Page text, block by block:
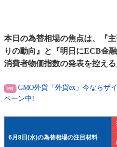
本日の為替相場の焦点は、『
りの動向』と『明日にECB金
消費者物価指数の発表を控える
GMO外貨「外貨ex」今ならザ
ペーン中!
6月8日(水)の為替相場の注目材料